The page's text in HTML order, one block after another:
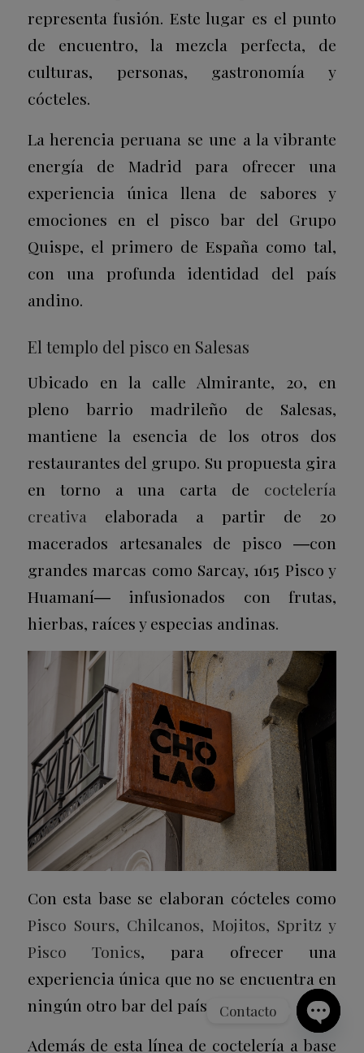
representa fusión. Este lugar es el punto
de encuentro, la mezcla perfecta, de
culturas, personas, gastronomía y
cócteles.
La herencia peruana se une a la vibrante
energía de Madrid para ofrecer una
experiencia única llena de sabores y
emociones en el pisco bar del Grupo
Quispe, el primero de España como tal,
con una profunda identidad del país
andino.
El templo del pisco en Salesas
Ubicado en la calle Almirante, 20, en
pleno barrio madrileño de Salesas,
mantiene la esencia de los otros dos
restaurantes del grupo. Su propuesta gira
en torno a una carta de coctelería
creativaelaborada a partir de 20
macerados artesanales de pisco ―con
grandes marcas como Sarcay, 1615 Pisco y
Huamaní― infusionados con frutas,
hierbas, raíces y especias andinas.
Con esta base se elaboran cócteles como
Pisco Sours, Chilcanos, Mojitos, Spritz y
Pisco Tonics, para ofrecer una
experiencia única que no se encuentra en
ningún otro bar del país.
Además de esta línea de coctelería a base
Contacto
chaty